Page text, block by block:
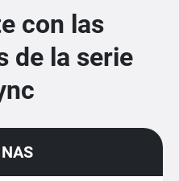
con las
de la serie